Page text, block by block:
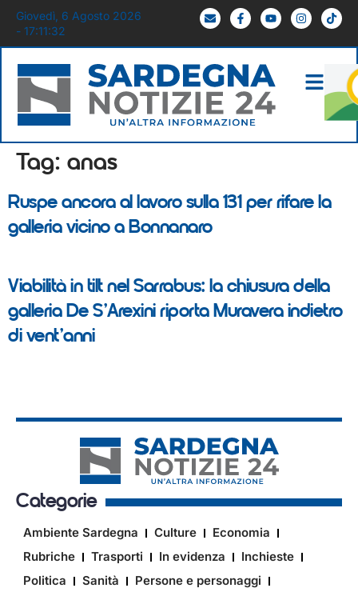
Giovedì, 6 Agosto 2026
- 17:11:32
Tag: anas
Ruspe ancora al lavoro sulla 131 per rifare la
galleria vicino a Bonnanaro
Viabilità in tilt nel Sarrabus: la chiusura della
galleria De S’Arexini riporta Muravera indietro
di vent’anni
Categorie
Ambiente Sardegna Culture
Economia
Rubriche
Trasporti In evidenza
Inchieste
Politica
Sanità
Persone e personaggi